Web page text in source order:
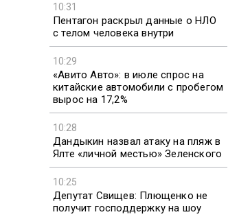
10:31
Пентагон раскрыл данные о НЛО
с телом человека внутри
10:29
«Авито Авто»: в июле спрос на
китайские автомобили с пробегом
вырос на 17,2%
10:28
Дандыкин назвал атаку на пляж в
Ялте «личной местью» Зеленского
10:25
Депутат Свищев: Плющенко не
получит господдержку на шоу